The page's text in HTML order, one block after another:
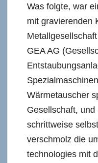
Was folgte, war
mit gravierenden
GEA AG
Wärmetauscher
Gesellschaft, und
schrittweise
verschmolz die
technologies mit